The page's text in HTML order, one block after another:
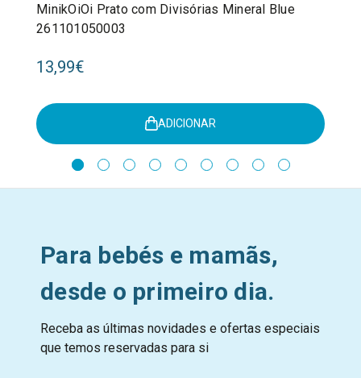
MinikOiOi Prato com Divisórias Mineral Blue
261101050003
13,99€
ADICIONAR
Para bebés e mamãs,
desde o primeiro dia.
Receba as últimas novidades e ofertas especiais
que temos reservadas para si